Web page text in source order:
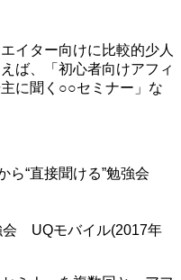
イター向けに比較的少人
ば、「初心者向けアフィ
に聞く○○セミナー」な
ら“直接聞ける”勉強会
会 UQモバイル(2017年